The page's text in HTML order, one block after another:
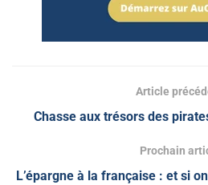
Article
Chasse aux trésors des
Prochain
L’épargne à la française : et si